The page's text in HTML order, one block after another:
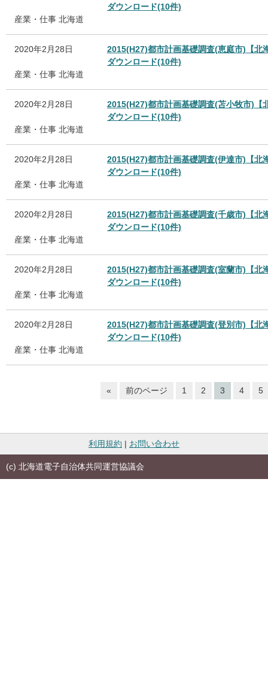
ダウンロード(10件)
産業・仕事 北海道
2020年2月28日
2015(H27)都市計画基礎調査(恵庭市)【北
ダウンロード(10件)
産業・仕事 北海道
2020年2月28日
2015(H27)都市計画基礎調査(苫小牧市)【
ダウンロード(10件)
産業・仕事 北海道
2020年2月28日
2015(H27)都市計画基礎調査(伊達市)【北
ダウンロード(10件)
産業・仕事 北海道
2020年2月28日
2015(H27)都市計画基礎調査(千歳市)【北
ダウンロード(10件)
産業・仕事 北海道
2020年2月28日
2015(H27)都市計画基礎調査(室蘭市)【北
ダウンロード(10件)
産業・仕事 北海道
2020年2月28日
2015(H27)都市計画基礎調査(登別市)【北
ダウンロード(10件)
産業・仕事 北海道
« 前のページ 1 2 3 4 5
利用規約 | お問い合わせ
(c) 北海道電子自治体共同運営協議会